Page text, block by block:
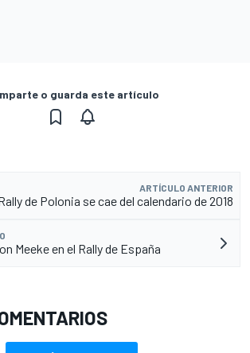
o guarda este artículo
ARTÍCULO ANTERIOR
de Polonia se cae del calendario de 2018
Meeke en el Rally de España